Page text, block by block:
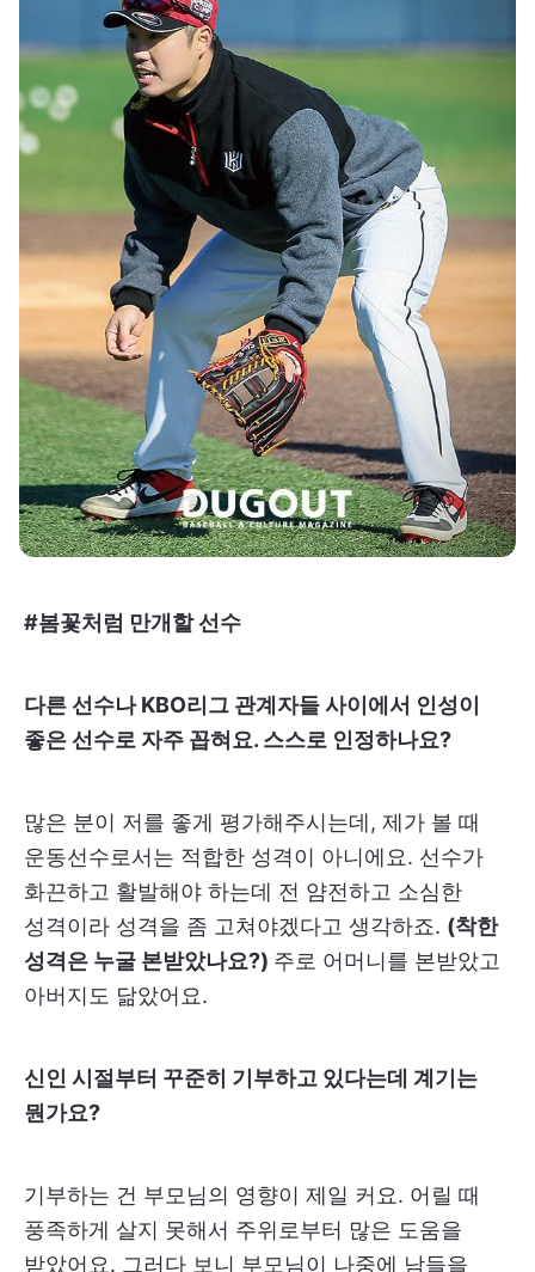
#봄꽃처럼 만개할 선수
다른 선수나 KBO리그 관계자들 사이에서 인성이
좋은 선수로 자주 꼽혀요. 스스로 인정하나요?
많은 분이 저를 좋게 평가해주시는데, 제가 볼 때
운동선수로서는 적합한 성격이 아니에요. 선수가
화끈하고 활발해야 하는데 전 얌전하고 소심한
성격이라 성격을 좀 고쳐야겠다고 생각하죠. (착한
성격은 누굴 본받았나요?) 주로 어머니를 본받았고
아버지도 닮았어요.
신인 시절부터 꾸준히 기부하고 있다는데 계기는
뭔가요?
기부하는 건 부모님의 영향이 제일 커요. 어릴 때
풍족하게 살지 못해서 주위로부터 많은 도움을
받았어요. 그러다 보니 부모님이 나중에 남들을